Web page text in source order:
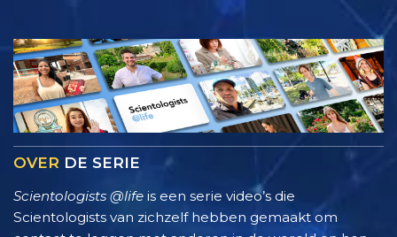
OVER DE SERIE
Scientologists @life is een serie video’s die
Scientologists van zichzelf hebben gemaakt om